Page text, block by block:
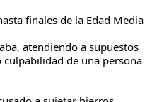
finales de la Edad Media
atendiendo a supuestos
de una persona